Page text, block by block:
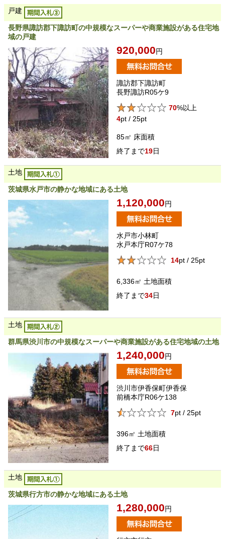
戸建
長野県諏訪郡下諏訪町の中規模なスーパーや商業施設がある住宅地
域の戸建
920,000円
諏訪郡下諏訪町
長野諏訪R05ケ9
70%以上
4pt / 25pt
85㎡ 床面積
19日
土地
茨城県水戸市の静かな地域にある土地
1,120,000円
水戸市小林町
水戸本庁R07ケ78
14pt / 25pt
6,336㎡ 土地面積
34日
土地
群馬県渋川市の中規模なスーパーや商業施設がある住宅地域の土地
1,240,000円
渋川市伊香保町伊香保
前橋本庁R06ケ138
7pt / 25pt
396㎡ 土地面積
66日
土地
茨城県行方市の静かな地域にある土地
1,280,000円